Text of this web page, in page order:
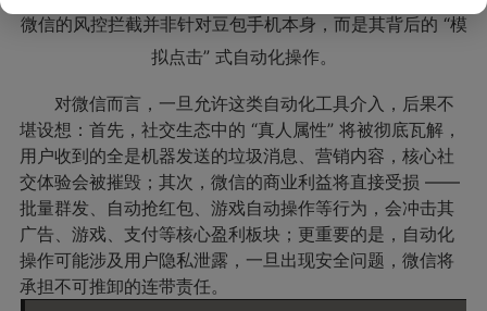
微信的风控拦截并非针对豆包手机本身，而是其背后的 “模
拟点击” 式自动化操作。
对微信而言，一旦允许这类自动化工具介入，后果不
堪设想：首先，社交生态中的 “真人属性” 将被彻底瓦解，
用户收到的全是机器发送的垃圾消息、营销内容，核心社
交体验会被摧毁；其次，微信的商业利益将直接受损 ——
批量群发、自动抢红包、游戏自动操作等行为，会冲击其
广告、游戏、支付等核心盈利板块；更重要的是，自动化
操作可能涉及用户隐私泄露，一旦出现安全问题，微信将
承担不可推卸的连带责任。